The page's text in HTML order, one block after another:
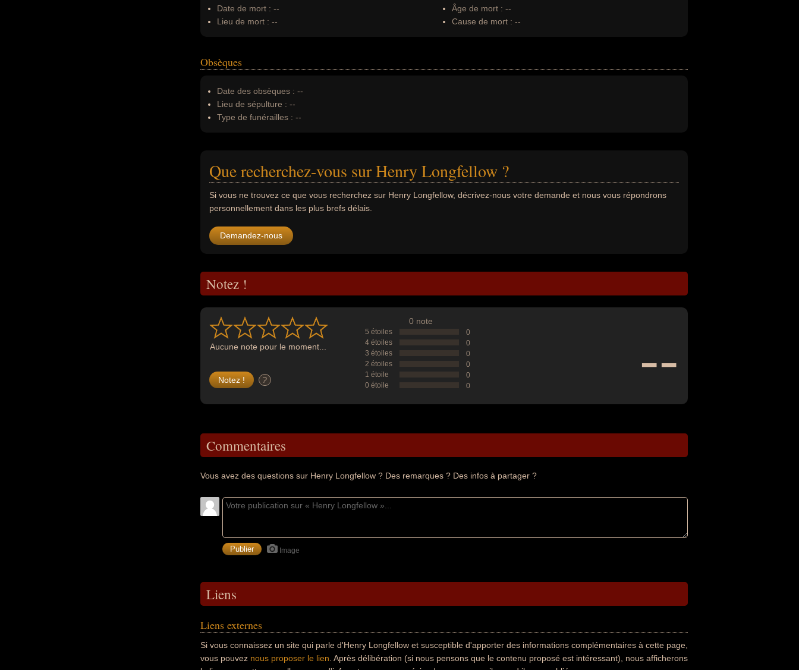
Date de mort : --
Lieu de mort : --
Âge de mort : --
Cause de mort : --
Obsèques
Date des obsèques : --
Lieu de sépulture : --
Type de funérailles : --
Que recherchez-vous sur Henry Longfellow ?
Si vous ne trouvez ce que vous recherchez sur Henry Longfellow, décrivez-nous votre demande et nous vous répondrons
personnellement dans les plus brefs délais.
Demandez-nous
Notez !
Aucune note pour le moment...
?
0 note
5 étoiles
0
4 étoiles
0
3 étoiles
0
2 étoiles
0
1 étoile
0
0 étoile
0 --
Commentaires
Vous avez des questions sur Henry Longfellow ? Des remarques ? Des infos à partager ?
Image
Liens
Liens externes
Si vous connaissez un site qui parle d'Henry Longfellow et susceptible d'apporter des informations complémentaires à cette page,
vous pouvez nous proposer le lien . Après délibération (si nous pensons que le contenu proposé est intéressant), nous afficherons